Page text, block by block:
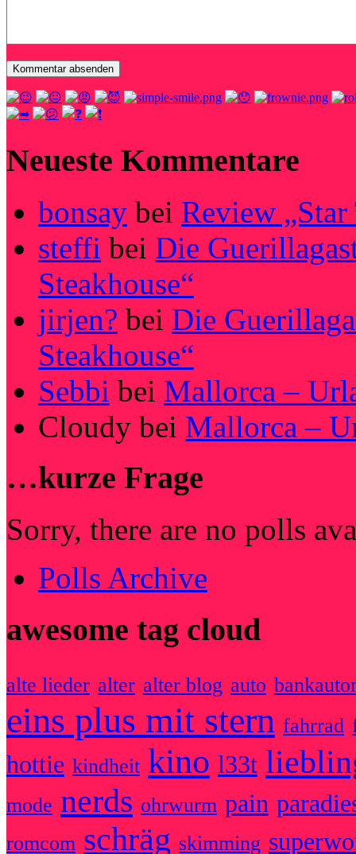
Neueste Kommentare
bonsay bei Review „Star
steffi bei Die
Steakhouse“
jirjen? bei Die
Steakhouse“
Sebbi bei Mallorca –
Cloudy bei Mallorca –
…kurze Frage
Sorry, there are no polls
Polls Archive
awesome tag cloud
alte lieder alter alter blog auto
eins plus mit stern fahrrad
hottie kindheit kino l33t
mode nerds ohrwurm pain
romcom schräg skimming